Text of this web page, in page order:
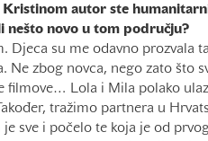
Kristinom autor ste
nešto novo u tom području?
Djeca su me odavno prozvala
Ne zbog novca, nego zato što
filmove… Lola i Mila polako
tražimo partnera u
je sve i počelo te koja je od